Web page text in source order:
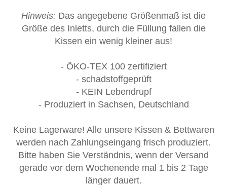
Hinweis: Das angegebene Größenmaß ist die
Größe des Inletts, durch die Füllung fallen die
Kissen ein wenig kleiner aus!
- ÖKO-TEX 100 zertifiziert
- schadstoffgeprüft
- KEIN Lebendrupf
- Produziert in Sachsen, Deutschland
Keine Lagerware! Alle unsere Kissen & Bettwaren
werden nach Zahlungseingang frisch produziert.
Bitte haben Sie Verständnis, wenn der Versand
gerade vor dem Wochenende mal 1 bis 2 Tage
länger dauert.